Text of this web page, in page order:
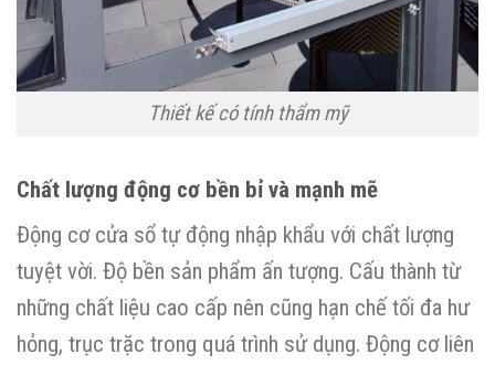
Thiết kế có tính thẩm mỹ
Chất lượng động cơ bền bỉ và mạnh mẽ
Động cơ cửa sổ tự động nhập khẩu với chất lượng
tuyệt vời. Độ bền sản phẩm ấn tượng. Cấu thành từ
những chất liệu cao cấp nên cũng hạn chế tối đa hư
hỏng, trục trặc trong quá trình sử dụng. Động cơ liên